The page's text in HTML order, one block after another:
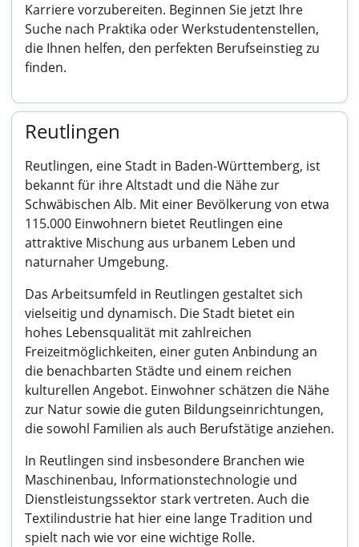
Karriere vorzubereiten. Beginnen Sie jetzt Ihre
Suche nach Praktika oder Werkstudentenstellen,
die Ihnen helfen, den perfekten Berufseinstieg zu
finden.
Reutlingen
Reutlingen, eine Stadt in Baden-Württemberg, ist
bekannt für ihre Altstadt und die Nähe zur
Schwäbischen Alb. Mit einer Bevölkerung von etwa
115.000 Einwohnern bietet Reutlingen eine
attraktive Mischung aus urbanem Leben und
naturnaher Umgebung.
Das Arbeitsumfeld in Reutlingen gestaltet sich
vielseitig und dynamisch. Die Stadt bietet ein
hohes Lebensqualität mit zahlreichen
Freizeitmöglichkeiten, einer guten Anbindung an
die benachbarten Städte und einem reichen
kulturellen Angebot. Einwohner schätzen die Nähe
zur Natur sowie die guten Bildungseinrichtungen,
die sowohl Familien als auch Berufstätige anziehen.
In Reutlingen sind insbesondere Branchen wie
Maschinenbau, Informationstechnologie und
Dienstleistungssektor stark vertreten. Auch die
Textilindustrie hat hier eine lange Tradition und
spielt nach wie vor eine wichtige Rolle.